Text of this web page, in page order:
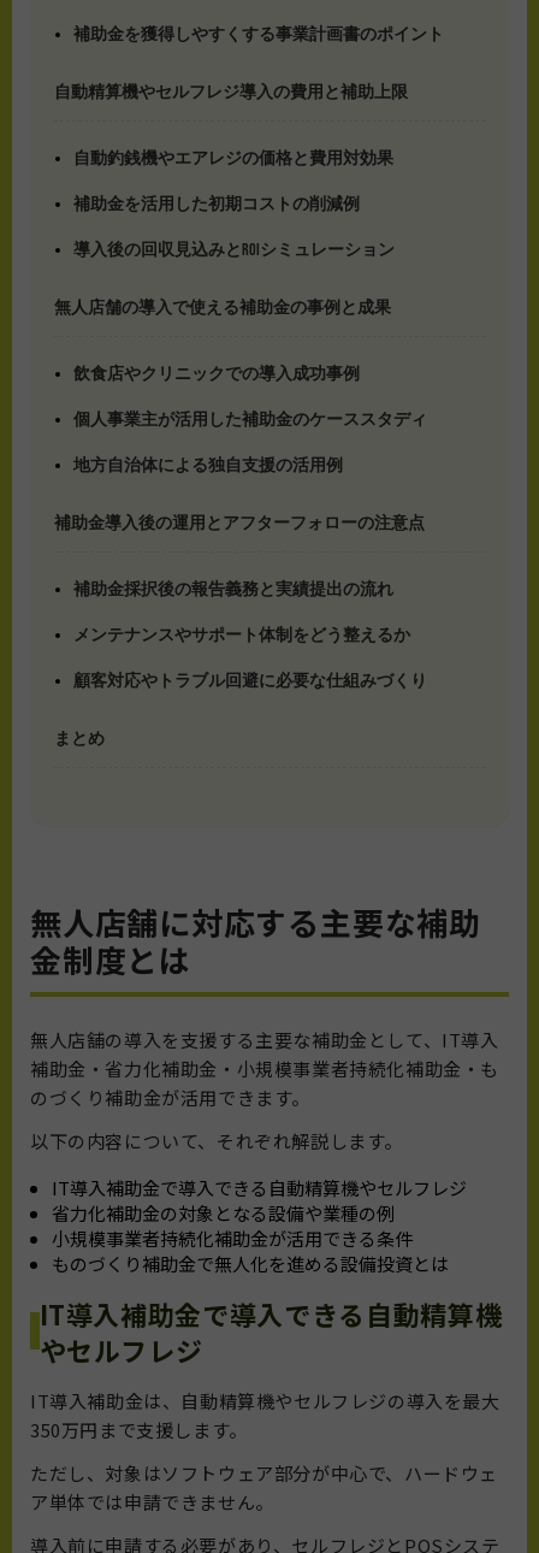
補助金を獲得しやすくする事業計画書のポイント
自動精算機やセルフレジ導入の費用と補助上限
自動釣銭機やエアレジの価格と費用対効果
補助金を活用した初期コストの削減例
導入後の回収見込みとROIシミュレーション
無人店舗の導入で使える補助金の事例と成果
飲食店やクリニックでの導入成功事例
個人事業主が活用した補助金のケーススタディ
地方自治体による独自支援の活用例
補助金導入後の運用とアフターフォローの注意点
補助金採択後の報告義務と実績提出の流れ
メンテナンスやサポート体制をどう整えるか
顧客対応やトラブル回避に必要な仕組みづくり
まとめ
無人店舗に対応する主要な補助
金制度とは
無人店舗の導入を支援する主要な補助金として、IT導入
補助金・省力化補助金・小規模事業者持続化補助金・も
のづくり補助金が活用できます。
以下の内容について、それぞれ解説します。
IT導入補助金で導入できる自動精算機やセルフレジ
省力化補助金の対象となる設備や業種の例
小規模事業者持続化補助金が活用できる条件
ものづくり補助金で無人化を進める設備投資とは
IT導入補助金で導入できる自動精算機
やセルフレジ
IT導入補助金は、自動精算機やセルフレジの導入を最大
350万円まで支援します。
ただし、対象はソフトウェア部分が中心で、ハードウェ
ア単体では申請できません。
導入前に申請する必要があり、セルフレジとPOSシステ